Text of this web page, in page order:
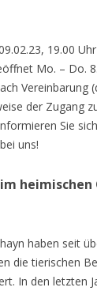
19.00 Uhr
Mo. – Do.
Vereinbarung
der Zugang
Sie
uns!
heimischen
haben seit
die tierischen
In den letzten